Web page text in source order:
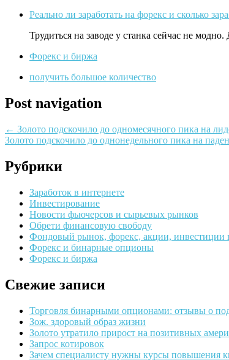
Реально ли заработать на форекс и сколько
Трудиться на заводе у станка сейчас не
Форекс и биржа
получить большое количество
Post navigation
← Золото подскочило до одномесячного пика на
Золото подскочило до однонедельного пика на
Рубрики
Заработок в интернете
Инвестирование
Новости фьючерсов и сырьевых рынков
Обрети финансовую свободу
Фондовый рынок, форекс, акции, инвестиции
Форекс и бинарные опционы
Форекс и биржа
Свежие записи
Торговля бинарными опционами: отзывы о
Зож. здоровый образ жизни
Золото утратило прирост на позитивных
Запрос котировок
Зачем специалисту нужны курсы повышения